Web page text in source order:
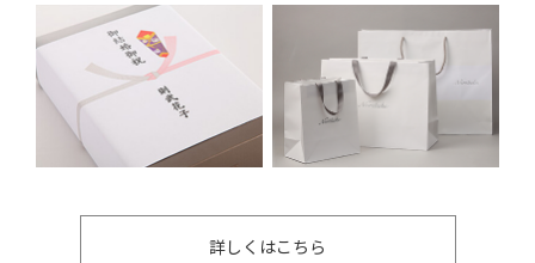
詳しくはこちら